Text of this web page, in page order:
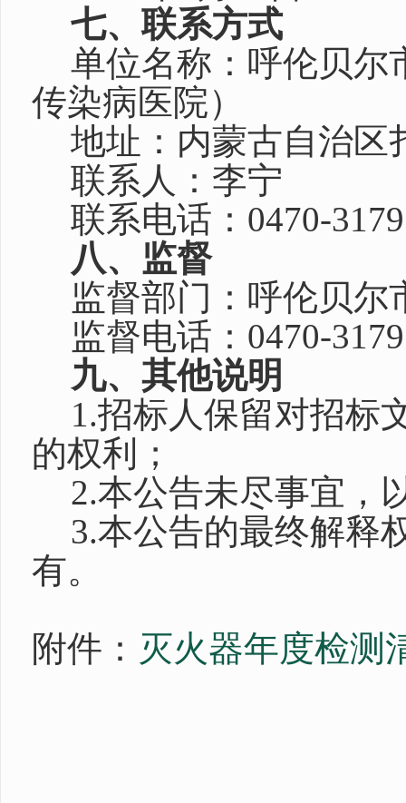
七、联系方式
单位名称：呼伦贝尔
传染病医院）
地址：内蒙古自治区
联系人：李宁
联系电话： 0470-
八、监督
监督部门：呼伦贝尔
监督电话：0470-
九、其他说明
1.招标人保留对招标
的权利；
2.本公告未尽事宜，
3.本公告的最终解释
有。
附件： 灭火器年度检测